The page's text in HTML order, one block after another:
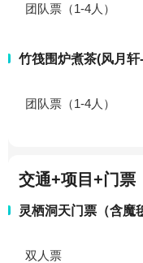
团队票（1-4人）
竹筏围炉煮茶(风月轩
团队票（1-4人）
交通+项目+门票
灵栖洞天门票（含魔
双人票